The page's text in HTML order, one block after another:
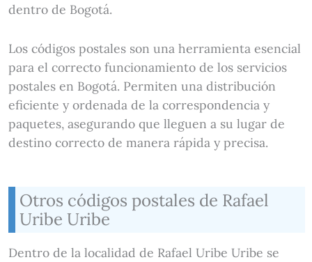
dentro de Bogotá.
Los códigos postales son una herramienta esencial
para el correcto funcionamiento de los servicios
postales en Bogotá. Permiten una distribución
eficiente y ordenada de la correspondencia y
paquetes, asegurando que lleguen a su lugar de
destino correcto de manera rápida y precisa.
Otros códigos postales de Rafael
Uribe Uribe
Dentro de la localidad de Rafael Uribe Uribe se